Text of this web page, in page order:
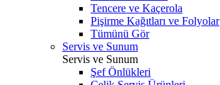
Tencere ve Kaçerola
Pişirme Kağıtları ve Folyolar
Tümünü Gör
Servis ve Sunum
Servis ve Sunum
Şef Önlükleri